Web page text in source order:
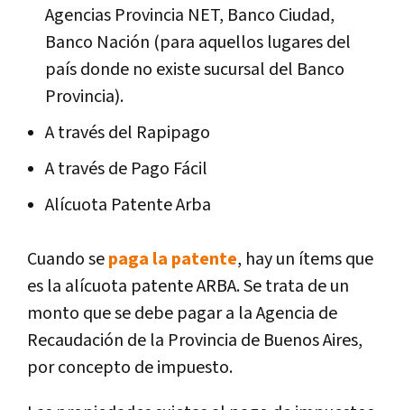
Agencias Provincia NET, Banco Ciudad,
Banco Nación (para aquellos lugares del
país donde no existe sucursal del Banco
Provincia).
A través del Rapipago
A través de Pago Fácil
Alícuota Patente Arba
Cuando sepaga la patente, hay un ítems que
es la alícuota patente ARBA. Se trata de un
monto que se debe pagar a la Agencia de
Recaudación de la Provincia de Buenos Aires,
por concepto de impuesto.